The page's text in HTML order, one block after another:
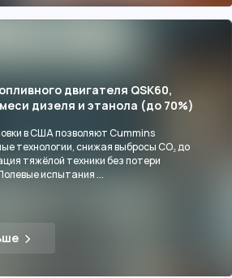
двигателя QSK60,
дизеля и этанола (до 70%)
в США позволяют Cummins
технологии, снижая выбросы CO₂ до
тяжёлой техники без потери
испытания ...